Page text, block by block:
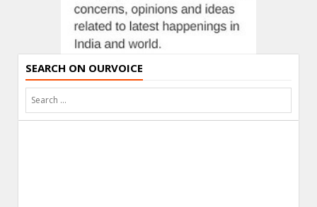
SEARCH ON OURVOICE